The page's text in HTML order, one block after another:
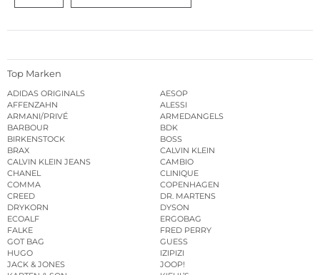
Top Marken
ADIDAS ORIGINALS
AESOP
AFFENZAHN
ALESSI
ARMANI/PRIVÉ
ARMEDANGELS
BARBOUR
BDK
BIRKENSTOCK
BOSS
BRAX
CALVIN KLEIN
CALVIN KLEIN JEANS
CAMBIO
CHANEL
CLINIQUE
COMMA
COPENHAGEN
CREED
DR. MARTENS
DRYKORN
DYSON
ECOALF
ERGOBAG
FALKE
FRED PERRY
GOT BAG
GUESS
HUGO
IZIPIZI
JACK & JONES
JOOP!